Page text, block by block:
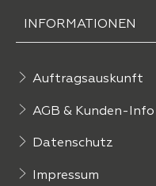
INFORMATIONEN
Auftragsauskunft
AGB & Kunden-Info
Datenschutz
Impressum